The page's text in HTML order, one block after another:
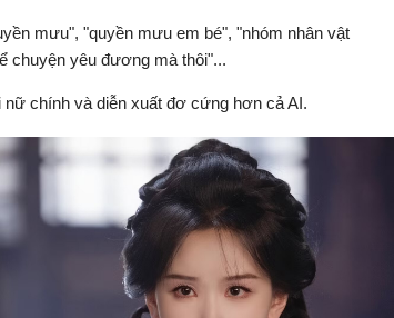
mưu", "quyền mưu em bé", "nhóm nhân vật
chuyện yêu đương mà thôi"...
chính và diễn xuất đơ cứng hơn cả AI.